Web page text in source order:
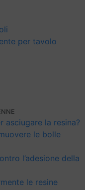
per tavolo
asciugare la resina?
le bolle
l’adesione della
le resine